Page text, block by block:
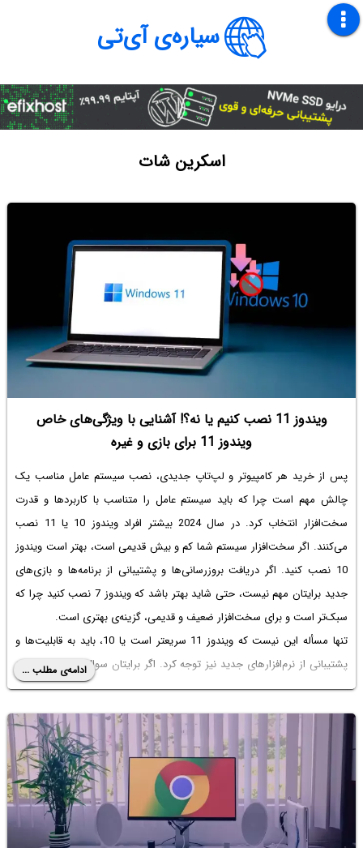
سیاره‌ی آی‌تی
اسکرین شات
ویندوز 11 نصب کنیم یا نه؟! آشنایی با ویژگی‌های خاص
ویندوز 11 برای بازی و غیره
پس از خرید هر کامپیوتر و لپ‌تاپ جدیدی، نصب سیستم عامل مناسب یک
چالش مهم است چرا که باید سیستم عامل را متناسب با کاربردها و قدرت
سخت‌افزار انتخاب کرد. در سال 2024 بیشتر افراد
ویندوز 10 یا 11
نصب
می‌کنند. اگر سخت‌افزار سیستم شما کم و بیش قدیمی است، بهتر است ویندوز
10 نصب کنید. اگر دریافت بروزرسانی‌ها و پشتیبانی از برنامه‌ها و بازی‌های
جدید برایتان مهم نیست، حتی شاید بهتر باشد که ویندوز 7 نصب کنید چرا که
سبک‌تر است و برای سخت‌افزار ضعیف و قدیمی، گزینه‌ی بهتری است.
تنها مسأله این نیست که ویندوز 11 سریعتر است یا 10
، باید به قابلیت‌ها و
پشتیبانی از نرم‌افزارهای جدید نیز توجه کرد. اگر برایتان سوال است که ویندوز
10 نصب کنیم یا 11
، با سیاره‌ی آی‌تی در ادامه مطلب همراه باشید تا با برخی
ویژگی‌های جالب ویندوز 11 آشنا شوید. شاید برخی از این ویژگی‌ها برای شما
بسیار مفید باشد و از نصب کردن ویندوز ۱۰ و ویندوزهای قدیمی صرف‌نظر کنید.
ادامه‌ی مطلب ...